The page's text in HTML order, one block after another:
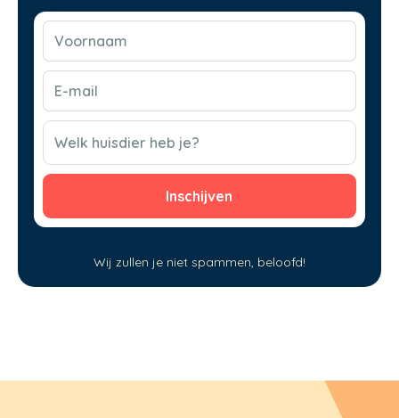
mail
(Vereist)
CAPTCHA
Welk huisdier heb je?
Wij zullen je niet spammen, beloofd!